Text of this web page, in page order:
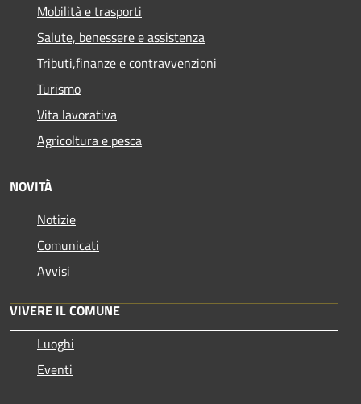
Mobilità e trasporti
Salute, benessere e assistenza
Tributi,finanze e contravvenzioni
Turismo
Vita lavorativa
Agricoltura e pesca
NOVITÀ
Notizie
Comunicati
Avvisi
VIVERE IL COMUNE
Luoghi
Eventi